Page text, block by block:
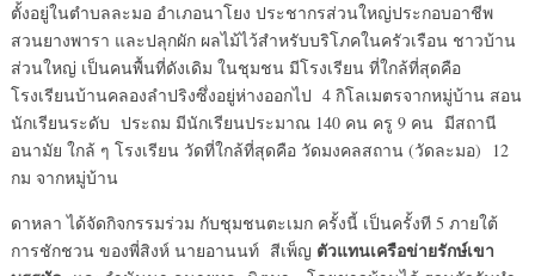
ตั้งอยู่ในตำบลละมอ อำเภอนาโยง ประชากรส่วนใหญ่ประกอบอาชีพ
สวนยางพารา และปลุกผัก ผลไม้ไว้สำหรับบริโภคในครัวเรือน ชาวบ้าน
ส่วนใหญ่ เป็นคนพื้นที่ดังเดิม ในชุมชน มีโรงเรียน ที่ใกล้ที่สุดคือ
โรงเรียนบ้านคลองลำปริงซึ่งอยู่ห่างออกไป 4 กิโลเมตรจากหมู่บ้าน สอน
นักเรียนระดับ ประถม มีนักเรียนประมาณ 140 คน ครู 9 คน มีสถานี
อนามัย ใกล้ ๆ โรงเรียน วัดที่ใกล้ที่สุดคือ วัดมงคลสถาน (วัดละมอ) 12
กม จากหมู่บ้าน
ดาหลา ได้จัดกิจกรรมร่วม กับชุมชนตะเมก ครั้งนี้ เป็นครั้งที 5 ภายใต้
การชักชวน ของพี่สิงห์ นายอานนท์ สีเพ็ญ ตัวแทนเครือข่ายรักษ์เขา